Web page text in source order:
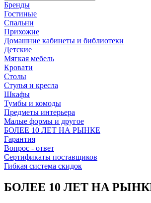
Бренды
Гостиные
Спальни
Прихожие
Домашние кабинеты и библиотеки
Детские
Мягкая мебель
Кровати
Столы
Стулья и кресла
Шкафы
Тумбы и комоды
Предметы интерьера
Малые формы и другое
БОЛЕЕ 10 ЛЕТ НА РЫНКЕ
Гарантия
Вопрос - ответ
Сертификаты поставщиков
Гибкая система скидок
БОЛЕЕ 10 ЛЕТ НА